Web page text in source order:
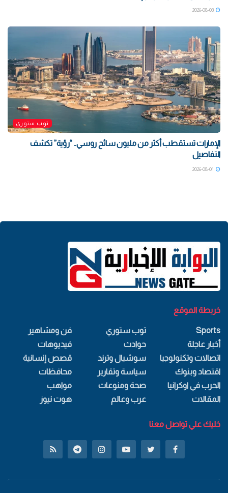
توب ستوري
الإمارات تستقطب أكثر من مليون سائح روسي.. “رؤية” تكشف
التفاصيل
خريطة الموقع
Sports
أخبار عاجلة
اتصالات وتكنولوجيا
اقتصاد وبنوك
الحرب في اوكرانيا
المقالات
توب ستوري
حوادث
سوشيال وترند
سياسة وتقارير
صحة ومنوعات
عرب وعالم
فن ومشاهير
فيديوهات
قصص إنسانية
محافظات
مواهب
هوت نيوز
خليك علي تواصل معنا